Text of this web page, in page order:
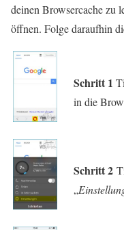
deinen Browsercache zu
öffnen. Folge daraufhin
Schritt 1
in die
Schritt 2
„